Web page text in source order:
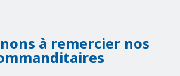
à remercier nos